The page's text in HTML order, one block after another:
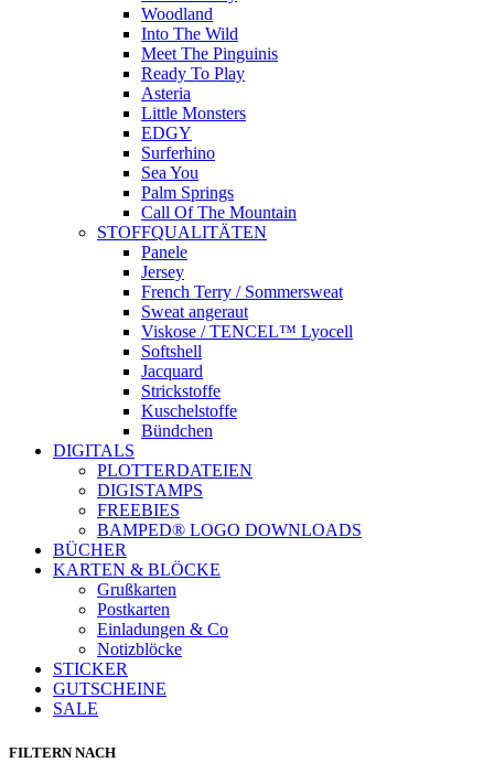
Woodland
Into The Wild
Meet The Pinguinis
Ready To Play
Asteria
Little Monsters
EDGY
Surferhino
Sea You
Palm Springs
Call Of The Mountain
STOFFQUALITÄTEN
Panele
Jersey
French Terry / Sommersweat
Sweat angeraut
Viskose / TENCEL™ Lyocell
Softshell
Jacquard
Strickstoffe
Kuschelstoffe
Bündchen
DIGITALS
PLOTTERDATEIEN
DIGISTAMPS
FREEBIES
BAMPED® LOGO DOWNLOADS
BÜCHER
KARTEN & BLÖCKE
Grußkarten
Postkarten
Einladungen & Co
Notizblöcke
STICKER
GUTSCHEINE
SALE
FILTERN NACH